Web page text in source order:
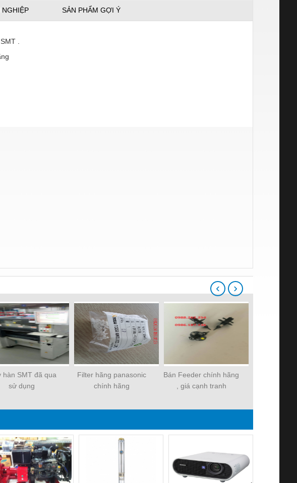
SẢN PHẨM GỢI Ý
.
hàn SMT đã qua
sử dụng
Filter hãng panasonic
chính hãng
Bán Feeder chính hãng
, giá cạnh tranh
‹ ›